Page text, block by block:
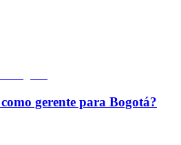
gerente para Bogotá?